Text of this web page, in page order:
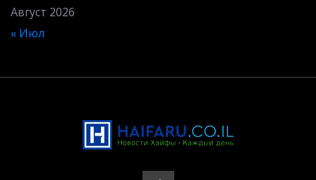
Август 2026
« Июл